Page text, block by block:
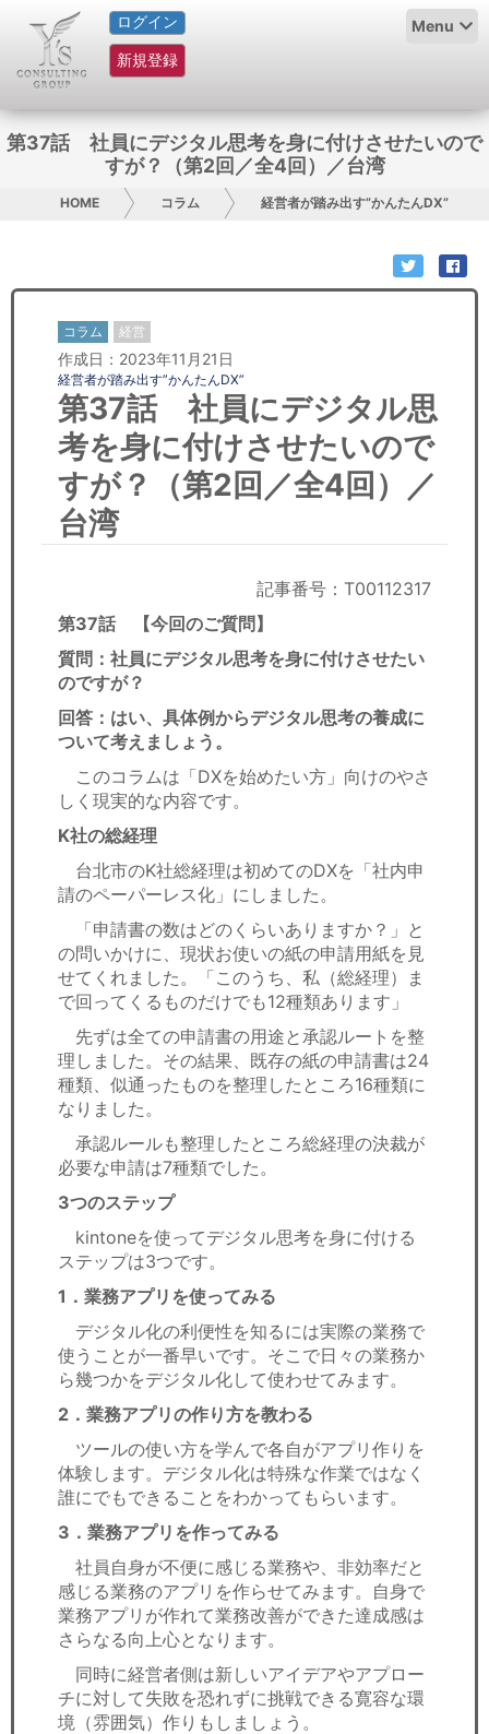
ログイン
新規登録
Menu
HOME
サービス紹介
コラム
グループ概要
お問い合わせ
日本人にPR
コンサルティング
リサーチ
セミナー
経済ニュース
ＩＴ
飲食店情報
第37話 社員にデジタル思考を身に付けさせたいので
すが？（第2回／全4回）／台湾
HOME コラム 経営者が踏み出す”かんたんDX”
コラム 経営
作成日：2023年11月21日
経営者が踏み出す”かんたんDX”
第37話 社員にデジタル思
考を身に付けさせたいので
すが？（第2回／全4回）／
台湾
記事番号：T00112317
第37話 【今回のご質問】
質問：社員にデジタル思考を身に付けさせたい
のですが？
回答：はい、具体例からデジタル思考の養成に
ついて考えましょう。
このコラムは「DXを始めたい方」向けのやさ
しく現実的な内容です。
K社の総経理
台北市のK社総経理は初めてのDXを「社内申
請のペーパーレス化」にしました。
「申請書の数はどのくらいありますか？」と
の問いかけに、現状お使いの紙の申請用紙を見
せてくれました。「このうち、私（総経理）ま
で回ってくるものだけでも12種類あります」
先ずは全ての申請書の用途と承認ルートを整
理しました。その結果、既存の紙の申請書は24
種類、似通ったものを整理したところ16種類に
なりました。
承認ルールも整理したところ総経理の決裁が
必要な申請は7種類でした。
3つのステップ
kintoneを使ってデジタル思考を身に付ける
ステップは3つです。
1．業務アプリを使ってみる
デジタル化の利便性を知るには実際の業務で
使うことが一番早いです。そこで日々の業務か
ら幾つかをデジタル化して使わせてみます。
2．業務アプリの作り方を教わる
ツールの使い方を学んで各自がアプリ作りを
体験します。デジタル化は特殊な作業ではなく
誰にでもできることをわかってもらいます。
3．業務アプリを作ってみる
社員自身が不便に感じる業務や、非効率だと
感じる業務のアプリを作らせてみます。自身で
業務アプリが作れて業務改善ができた達成感は
さらなる向上心となります。
同時に経営者側は新しいアイデアやアプロー
チに対して失敗を恐れずに挑戦できる寛容な環
境（雰囲気）作りもしましょう。